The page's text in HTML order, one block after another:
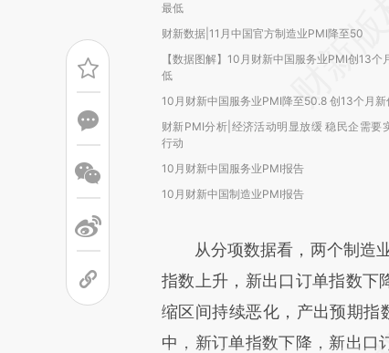
最低
财新数据|11月中国官方制造业PMI降至50
【数据图解】10月财新中国服务业PMI创13个
低
10月财新中国服务业PMI降至50.8 创13个月新
财新PMI分析|经济活动明显放缓 稳民企需要
行动
10月财新中国服务业PMI报告
10月财新中国制造业PMI报告
从分项数据看，两个制造业
指数上升，新出口订单指数下
缩区间持续恶化，产出预期指
中，新订单指数下降，新出口